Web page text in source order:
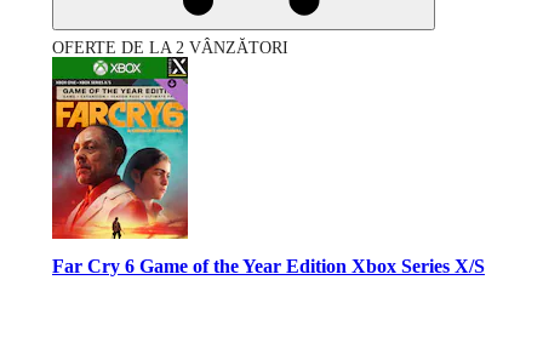
OFERTE DE LA 2 VÂNZĂTORI
Far Cry 6 Game of the Year Edition Xbox Series X/S